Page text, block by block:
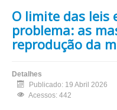
O limite das leis
problema: as
reprodução da
Detalhes
Publicado: 19 Abril 2026
Acessos: 442